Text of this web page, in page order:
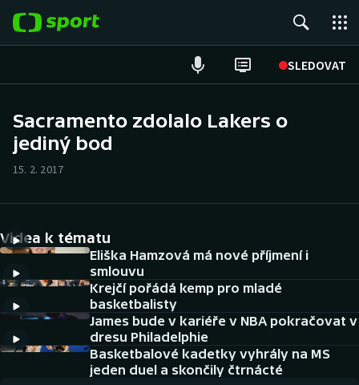
SLEDOVAT
Hokej
Cyklistika
DALŠÍ SPORTY
Americký fotbal
Baseball a softbal
NEPŘEHLÉDNĚTE
Sacramento zdolalo Lakers o
jediný bod
15. 2. 2017
Videa k tématu
Eliška Hamzová má nové příjmení i
smlouvu
Krejčí pořádá kemp pro mladé
basketbalisty
James bude v kariéře v NBA pokračovat v
dresu Philadelphie
Basketbalové kadetky vyhrály na MS
jeden duel a skončily čtrnácté